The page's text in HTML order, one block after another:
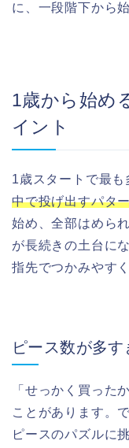
に、一段階下から
1歳から始め
イント
1歳スタートで最も
中で投げ出すパタ
始め、全部はめら
が長続きの土台に
指先でつかみやす
ピース数が多
「せっかく買った
ことがあります。
ピースのパズルに